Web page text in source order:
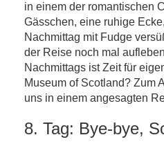
in einem der romantischen
Gässchen, eine ruhige
Nachmittag mit Fudge
der Reise noch mal
Nachmittags ist Zeit für
Museum of Scotland? Zum
uns in einem angesagten
8. Tag: Bye-bye,